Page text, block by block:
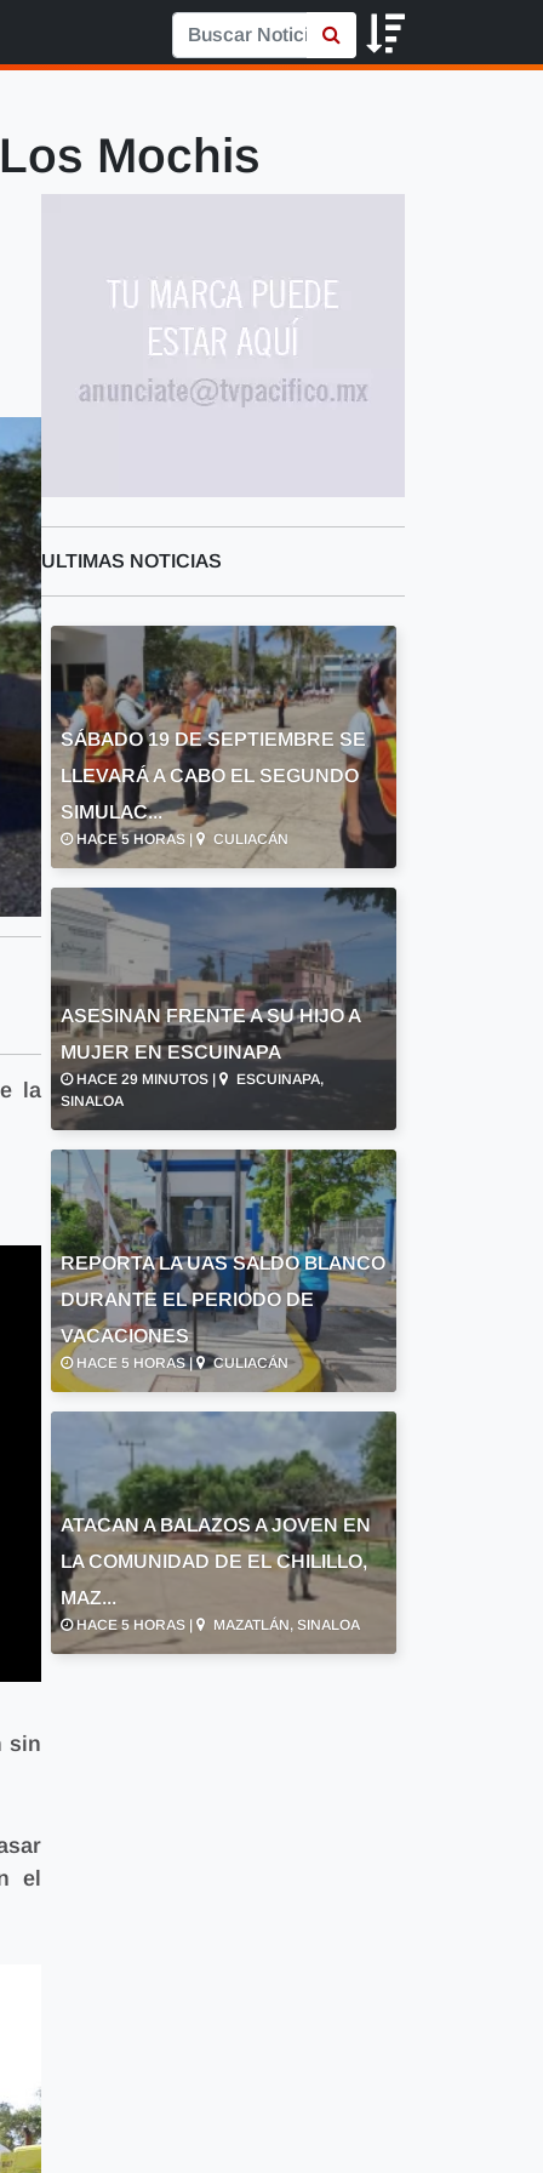
Mochis
la
sin
el
ULTIMAS NOTICIAS
SÁBADO 19 DE SEPTIEMBRE SE
LLEVARÁ A CABO EL SEGUNDO
SIMULAC...
HACE 5 HORAS | CULIACÁN
ASESINAN FRENTE A SU HIJO A
MUJER EN ESCUINAPA
HACE 29 MINUTOS |
ESCUINAPA,
SINALOA
REPORTA LA UAS SALDO BLANCO
DURANTE EL PERIODO DE
VACACIONES
HACE 5 HORAS | CULIACÁN
ATACAN A BALAZOS A JOVEN EN
LA COMUNIDAD DE EL CHILILLO,
MAZ...
HACE 5 HORAS | MAZATLÁN, SINALOA